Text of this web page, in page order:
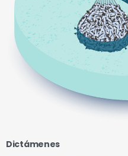
Dictámenes